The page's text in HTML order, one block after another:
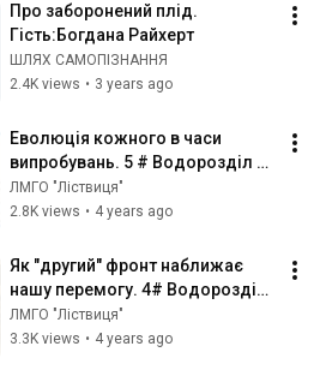
Про заборонений плід.
Гість:Богдана Райхерт
ШЛЯХ САМОПІЗНАННЯ
2.4K views • 3 years ago
Еволюція кожного в часи
випробувань. 5 # Водорозділ
Цивілізації.
ЛМГО "Ліствиця"
2.8K views • 4 years ago
Як "другий" фронт наближає
нашу перемогу. 4# Водорозділ
Цивілізації.
ЛМГО "Ліствиця"
3.3K views • 4 years ago